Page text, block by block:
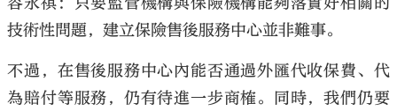
技術性問題，建立保險售後服務中心並非難事。
不過，在售後服務中心內能否通過外匯代收保費、代
為賠付等服務，仍有待進一步商榷。同時，我們仍要